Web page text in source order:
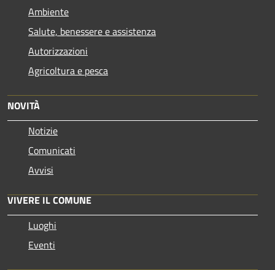
Ambiente
Salute, benessere e assistenza
Autorizzazioni
Agricoltura e pesca
NOVITÀ
Notizie
Comunicati
Avvisi
VIVERE IL COMUNE
Luoghi
Eventi